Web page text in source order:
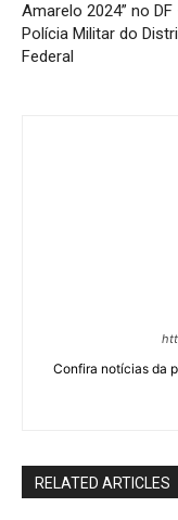
Amarelo 2024” no DF
Polícia Militar do
Federal
Confira notícias da
RELATED ARTICLES